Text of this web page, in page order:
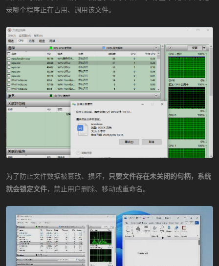
录哪个程序正在占用、调用该文件。
为了防止文件数据被篡改、损坏， 只要文件存在未关闭的句柄，系统
就会锁定文件，禁止用户删除、移动或重命名。